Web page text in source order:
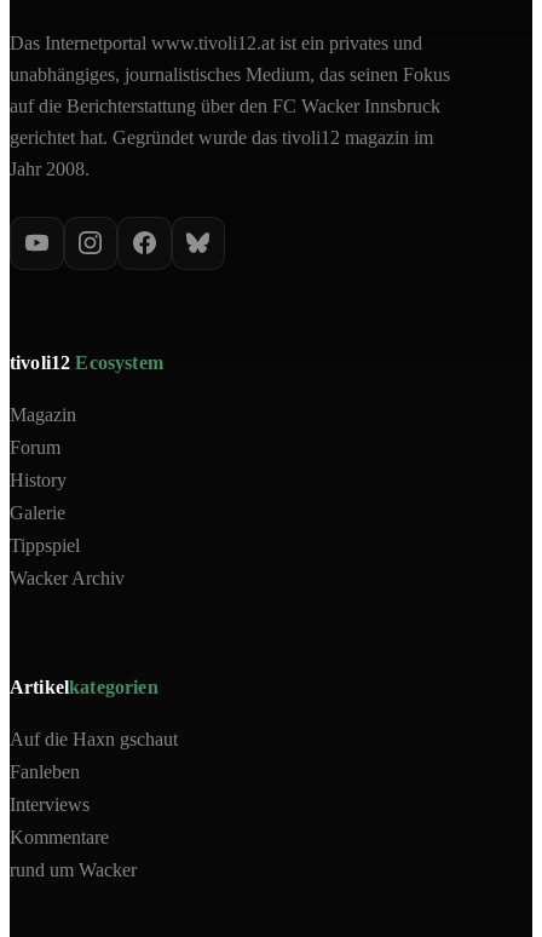
Das Internetportal www.tivoli12.at ist ein privates und
unabhängiges, journalistisches Medium, das seinen Fokus
auf die Berichterstattung über den FC Wacker Innsbruck
gerichtet hat. Gegründet wurde das tivoli12 magazin im
Jahr 2008.
tivoli12Ecosystem
Magazin
Forum
History
Galerie
Tippspiel
Wacker Archiv
Artikelkategorien
Auf die Haxn gschaut
Fanleben
Interviews
Kommentare
rund um Wacker